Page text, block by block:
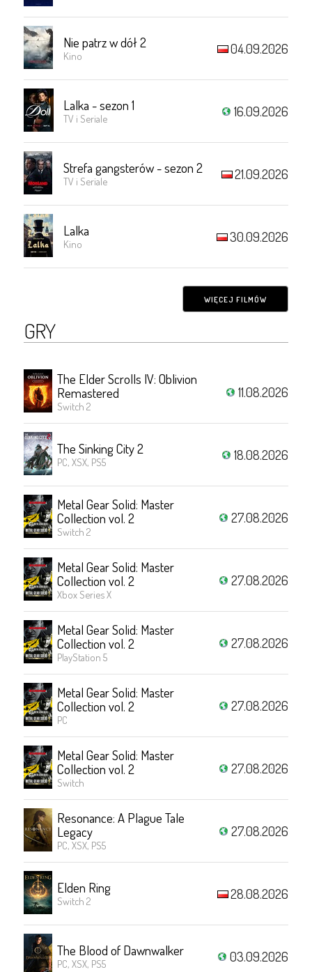
Nie patrz w dół 2
Kino 04.09.2026
Lalka - sezon 1
TV i Seriale 16.09.2026
Strefa gangsterów - sezon 2
TV i Seriale 21.09.2026
Lalka
Kino 30.09.2026
WIĘCEJ FILMÓW
GRY
The Elder Scrolls IV: Oblivion
Remastered
Switch 2
11.08.2026
The Sinking City 2
PC, XSX, PS5 18.08.2026
Metal Gear Solid: Master
Collection vol. 2
Switch 2
27.08.2026
Metal Gear Solid: Master
Collection vol. 2
Xbox Series X
27.08.2026
Metal Gear Solid: Master
Collection vol. 2
PlayStation 5
27.08.2026
Metal Gear Solid: Master
Collection vol. 2
PC
27.08.2026
Metal Gear Solid: Master
Collection vol. 2
Switch
27.08.2026
Resonance: A Plague Tale
Legacy
PC, XSX, PS5
27.08.2026
Elden Ring
Switch 2 28.08.2026
The Blood of Dawnwalker
PC, XSX, PS5 03.09.2026